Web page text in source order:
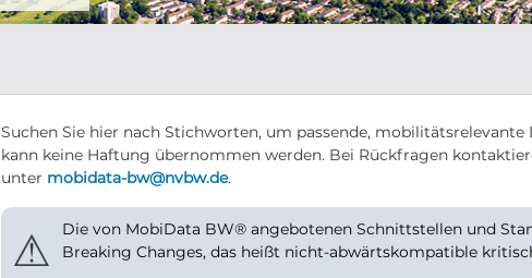
Suchen Sie hier nach Stichworten, um passende,
kann keine Haftung übernommen werden. Bei Rückfragen
unter mobidata-bw@nvbw.de.
⚠
Die von MobiData BW® angebotenen Schnittstellen und
Breaking Changes, das heißt nicht-abwärtskompatible